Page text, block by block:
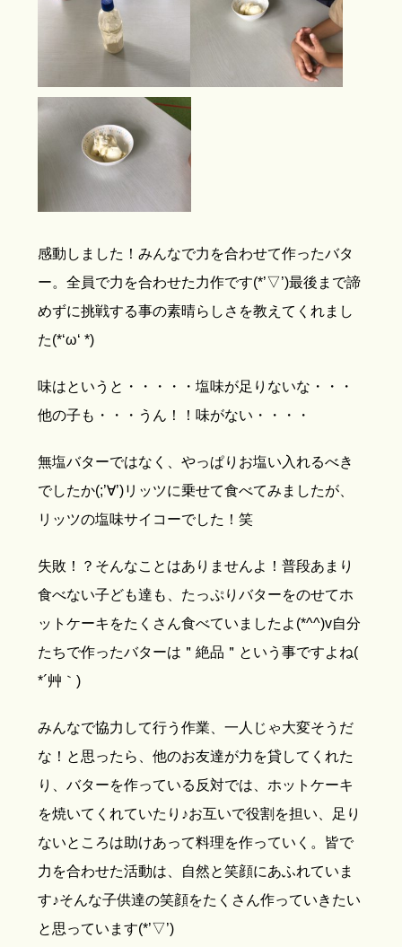
感動しました！みんなで力を合わせて作ったバタ
ー。全員で力を合わせた力作です(*’▽’)最後まで諦
めずに挑戦する事の素晴らしさを教えてくれまし
た(*‘ω‘ *)
味はというと・・・・・塩味が足りないな・・・
他の子も・・・うん！！味がない・・・・
無塩バターではなく、やっぱりお塩い入れるべき
でしたか(;’∀’)リッツに乗せて食べてみましたが、
リッツの塩味サイコーでした！笑
失敗！？そんなことはありませんよ！普段あまり
食べない子ども達も、たっぷりバターをのせてホ
ットケーキをたくさん食べていましたよ(*^^)v自分
たちで作ったバターは＂絶品＂という事ですよね(
*´艸｀)
みんなで協力して行う作業、一人じゃ大変そうだ
な！と思ったら、他のお友達が力を貸してくれた
り、バターを作っている反対では、ホットケーキ
を焼いてくれていたり♪お互いで役割を担い、足り
ないところは助けあって料理を作っていく。皆で
力を合わせた活動は、自然と笑顔にあふれていま
す♪そんな子供達の笑顔をたくさん作っていきたい
と思っています(*’▽’)